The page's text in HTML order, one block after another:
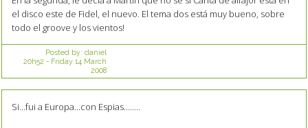
el disco este de Fidel, el nuevo. El tema dos está muy bueno, sobre
todo el groove y los vientos!
Posted by: daniel
20h52 - Friday 14 March
2008
Si...fui a Europa...con Espias........